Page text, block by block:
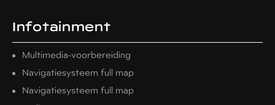
Infotainment
Multimedia-voorbereiding
Navigatiesysteem full map
Navigatiesysteem full map